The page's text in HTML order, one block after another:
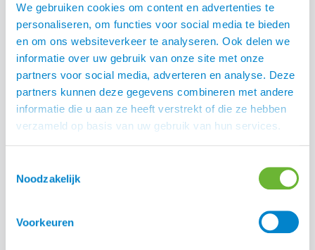
We gebruiken cookies om content en advertenties te
personaliseren, om functies voor social media te bieden
en om ons websiteverkeer te analyseren. Ook delen we
informatie over uw gebruik van onze site met onze
partners voor social media, adverteren en analyse. Deze
partners kunnen deze gegevens combineren met andere
informatie die u aan ze heeft verstrekt of die ze hebben
verzameld op basis van uw gebruik van hun services.
Noodzakelijk
Voorkeuren